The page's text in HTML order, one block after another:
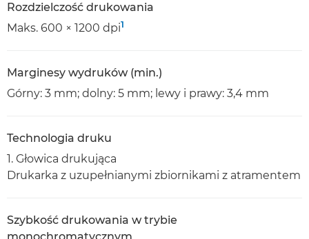
Rozdzielczość drukowania
Maks. 600 × 1200 dpi1
Marginesy wydruków (min.)
Górny: 3 mm; dolny: 5 mm; lewy i prawy: 3,4 mm
Technologia druku
1. Głowica drukująca
Drukarka z uzupełnianymi zbiornikami z atramentem
Szybkość drukowania w trybie